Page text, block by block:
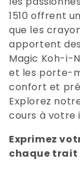
c
t
i
o
n
:
1510 offrent
que les
apportent
Magic Koh-i-
et les porte-
confort et
Explorez
cours à votre
Exprimez
chaque trait